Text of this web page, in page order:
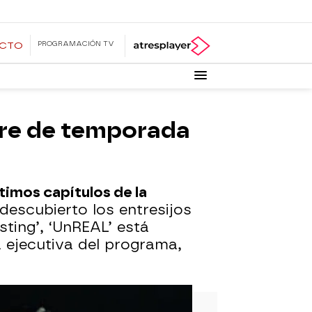
PROGRAMACIÓN TV
de temporada
capítulos de la
los entresijos
‘UnREAL’ está
del programa,